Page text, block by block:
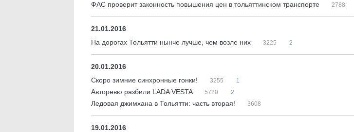
ФАС проверит законность повышения цен в тольяттинском транспорте
2788
21.01.2016
На дорогах Тольятти нынче лучше, чем возле них
3225 2
20.01.2016
Скоро зимние синхронные гонки!
3255 1
Авторевю разбили LADA VESTA 5720 2
Ледовая джимхана в Тольятти: часть вторая! 3608
19.01.2016